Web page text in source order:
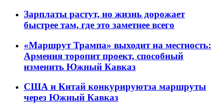
Зарплаты растут, но жизнь дорожает
быстрее там, где это заметнее всего
«Маршрут Трампа» выходит на местность:
Армения торопит проект, способный
изменить Южный Кавказ
США и Китай конкурируютза маршруты
через Южный Кавказ